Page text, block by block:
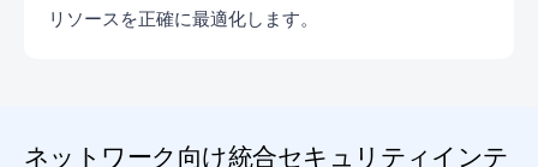
リソースを正確に最適化します。
ネットワーク向け統合セキュリティインテ